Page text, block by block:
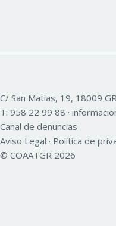
C/ San Matías, 19, 18009
T: 958 22 99 88 ·
Canal de denuncias
Aviso Legal · Política de
© COAATGR 2026